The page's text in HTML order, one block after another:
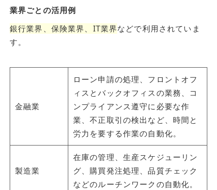
業界ごとの活用例
銀行業界、保険業界、IT業界などで利用されていま
す。
金融業
ローン申請の処理、フロントオフ
ィスとバックオフィスの業務、コ
ンプライアンス遵守に必要な作
業、不正取引の検出など、時間と
労力を要する作業の自動化。
製造業
在庫の管理、生産スケジューリン
グ、購買発注処理、品質チェック
などのルーチンワークの自動化。